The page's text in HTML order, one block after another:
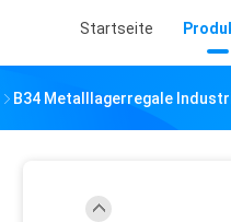
Startseite
B34 Metalllagerregale